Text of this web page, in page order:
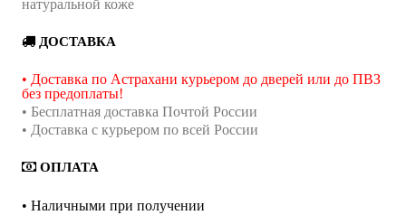
натуральной коже
ДОСТАВКА
• Доставка по Астрахани курьером до дверей или до ПВЗ
без предоплаты!
• Бесплатная доставка Почтой России
• Доставка с курьером по всей России
ОПЛАТА
• Наличными при получении